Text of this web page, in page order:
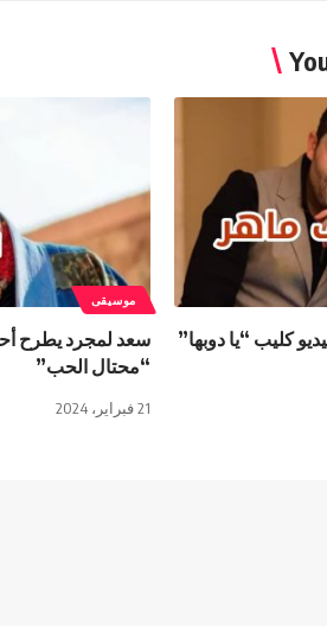
كليب “يا دوبها”
موسيقى
سعد لمجرد يطرح
“محتال الحب”
21 فبراير، 2024